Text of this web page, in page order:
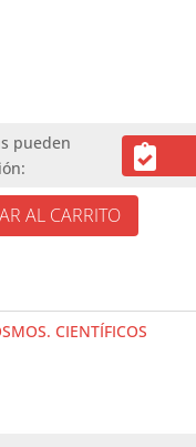
AL CARRITO
CIENTÍFICOS